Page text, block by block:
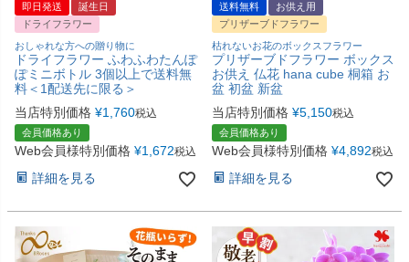
即日発送
誕生日
ドライフラワー
おしゃれな方への贈り物に
ドライフラワー ふわふわたんぽ
ぽミニボトル 3個以上で送料無
料＜1配送先に限る＞
当店特別価格 ¥1,760税込
会員価格あり
Web会員様特別価格 ¥1,672税込
詳細を見る
送料無料
お供え用
プリザーブドフラワー
枯れないお花のボックスフラワー
プリザーブドフラワー ボックス
お供え 仏花 hana cube 桐箱 お
盆 初盆 新盆
当店特別価格 ¥5,150税込
会員価格あり
Web会員様特別価格 ¥4,892税込
詳細を見る